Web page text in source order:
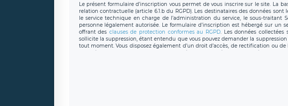
Le présent formulaire d’inscription vous permet de vous inscrire sur le site. La
relation contractuelle (article 6.1.b du RGPD). Les destinataires des données
le service technique en charge de l’administration du service, le sous-traitant
personne légalement autorisée. Le formulaire d’inscription est hébergé sur un
offrant des clauses de protection conformes au RGPD. Les données collectées
sollicite la suppression, étant entendu que vous pouvez demander la
tout moment. Vous disposez également d’un droit d’accès, de rectification ou
caractère personnel, ainsi que d’un droit à la portabilité de vos données. Vous
protection des données de LÉGAVOX qui exerce au siège social de
joignable à l’adresse mail : responsabledetraitement@legavox.fr. Vous avez